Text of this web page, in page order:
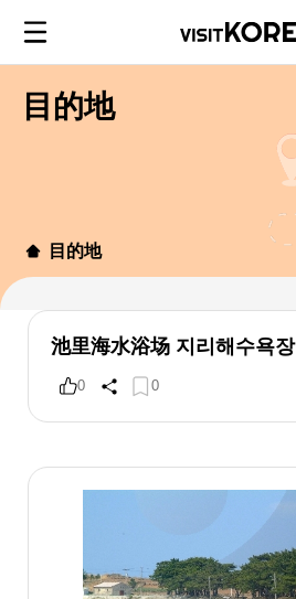
目的地
目的地
池里海水浴场 지리해수욕장
0 0